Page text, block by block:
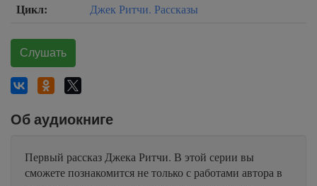
Цикл: Джек Ритчи. Рассказы
Слушать
Об аудиокниге
Первый рассказ Джека Ритчи. В этой серии вы
сможете познакомится не только с работами автора в